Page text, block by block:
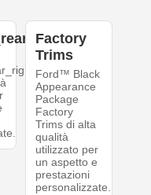
Factory
Trims
Ford™ Black
Appearance
Package
Factory
Trims di alta
qualità
utilizzato per
un aspetto e
prestazioni
personalizzate.